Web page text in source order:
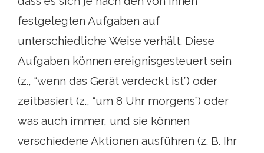
festgelegten Aufgaben auf
unterschiedliche Weise verhält. Diese
Aufgaben können ereignisgesteuert sein
(z., “wenn das Gerät verdeckt ist”) oder
zeitbasiert (z., “um 8 Uhr morgens”) oder
was auch immer, und sie können
verschiedene Aktionen ausführen (z. B. Ihr